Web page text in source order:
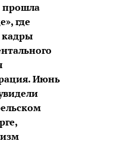
прошла
где
кадры
Июнь